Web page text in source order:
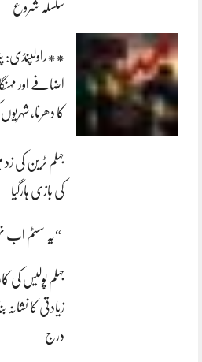
سلسلہ شروع
**راولپنڈی:
اضافے اور
کا دھرنا،
جہلم ٹرین کی
کی بازی ہارگیا
“یہ سسٹم اب
زیادتی کا نشانہ
درج